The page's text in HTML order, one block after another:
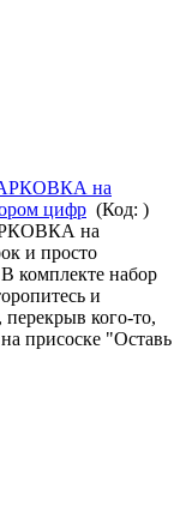
на
цифр (Код: )
на
и просто
комплекте набор
и
кого-то,
присоске "Оставь